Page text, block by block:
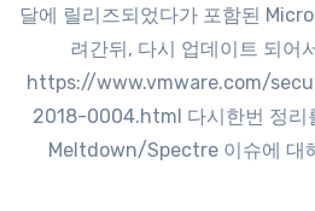
달에 릴리즈되었다가 포함된
려간뒤, 다시 업데이트 되어
https://www.vmware.com/
2018-0004.html 다시한번 정리
Meltdown/Spectre 이슈에 대